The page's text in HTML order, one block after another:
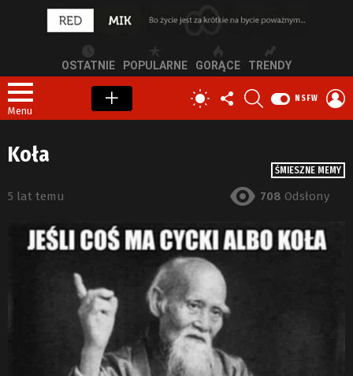
OSTATNIE POPULARNE GORĄCE TRENDY
Menu
PRZEŁĄCZ
SKÓRKĘ
OBSERWUJ
NAS
NSFW
ŚMIESZNE MEMY
Koła
5 lat temu 708 Odsłony